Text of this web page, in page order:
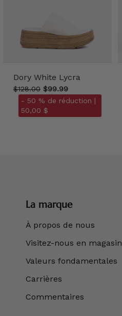
Dory White Lycra
$128.00 $99.99
- 50 % de réduction |
50,00 $
La marque
À propos de nous
Visitez-nous en magasin
Valeurs fondamentales
Carrières
Commentaires